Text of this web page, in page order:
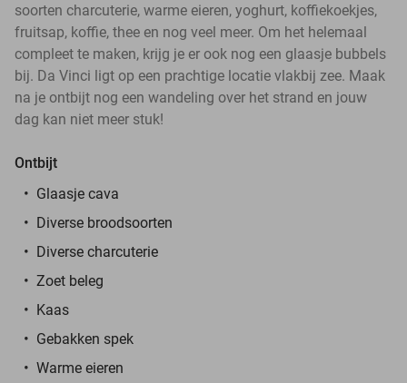
soorten charcuterie, warme eieren, yoghurt, koffiekoekjes,
fruitsap, koffie, thee en nog veel meer. Om het helemaal
compleet te maken, krijg je er ook nog een glaasje bubbels
bij. Da Vinci ligt op een prachtige locatie vlakbij zee. Maak
na je ontbijt nog een wandeling over het strand en jouw
dag kan niet meer stuk!
Ontbijt
Glaasje cava
Diverse broodsoorten
Diverse charcuterie
Zoet beleg
Kaas
Gebakken spek
Warme eieren